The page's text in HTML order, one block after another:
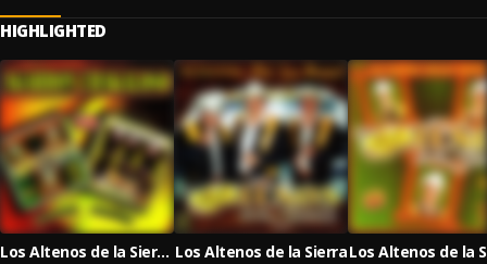
HIGHLIGHTED
Los Altenos de la Sierra, Los Cuates de Sinaloa Los Altenos de la SierraLos Altenos de la